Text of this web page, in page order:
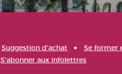
Suggestion d'achat
Se former
S'abonner aux infolettres